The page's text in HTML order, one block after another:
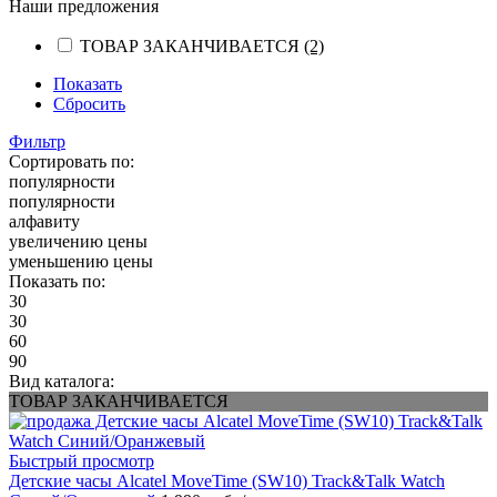
Наши предложения
ТОВАР ЗАКАНЧИВАЕТСЯ (2)
Показать
Сбросить
Фильтр
Сортировать по:
популярности
популярности
алфавиту
увеличению цены
уменьшению цены
Показать по:
30
30
60
90
Вид каталога:
ТОВАР ЗАКАНЧИВАЕТСЯ
Быстрый просмотр
Детские часы Alcatel MoveTime (SW10) Track&Talk Watch